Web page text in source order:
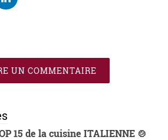
UN COMMENTAIRE
15 de la cuisine ITALIENNE 🍲